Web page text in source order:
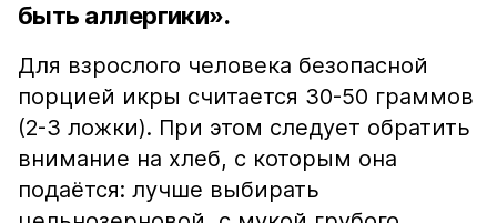
быть аллергики».
Для взрослого человека безопасной
порцией икры считается 30-50 граммов
(2-3 ложки). При этом следует обратить
внимание на хлеб, с которым она
подаётся: лучше выбирать